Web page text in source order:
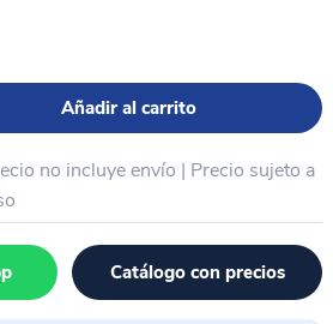
Añadir al carrito
no incluye envío | Precio sujeto a
Catálogo con precios